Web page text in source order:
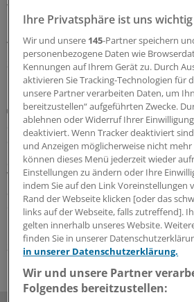
Wirkstoffe gegen Plaque-Psoriasis,
Cholangitis, COVID-19, AMD und
Adrenoleukodystrophie.
24.07.2026
Arzneimittelpolitik
Sachverständige empfehlen
aus der Verschreibungspflicht
Spektakuläres hat der
Verschreibungspflicht bei seiner
auf den Weg gebracht.
der OTC-Switch topischen
Bedeutung.
21.07.2026
Ihre Privatsphäre ist uns wichtig
Wir und unsere 145-Partner speichern
personenbezogene Daten wie
Kennungen auf Ihrem Gerät zu. Durch
aktivieren Sie Tracking-Technologien für
unsere Partner verarbeiten Daten, um
bereitzustellen“ aufgeführten Zwecke.
ablehnen oder Widerruf Ihrer
deaktiviert. Wenn Tracker deaktiviert
und Anzeigen möglicherweise nicht mehr
können dieses Menü jederzeit wieder
Einstellungen zu ändern oder Ihre
indem Sie auf den Link Voreinstellungen
Rand der Webseite klicken [oder das
links auf der Webseite, falls zutreffend].
gelten innerhalb unseres Website.
finden Sie in unserer
in unserer Datenschutzerklärung.
Wir und unsere Partner
Folgendes bereitzustellen: